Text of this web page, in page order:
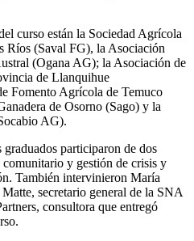
curso están la Sociedad Agrícola
Ríos (Saval FG), la Asociación
(Ogana AG); la Asociación de
de Llanquihue
Fomento Agrícola de Temuco
de Osorno (Sago) y la
AG).
participaron de dos
y gestión de crisis y
También intervinieron María
secretario general de la SNA
consultora que entregó